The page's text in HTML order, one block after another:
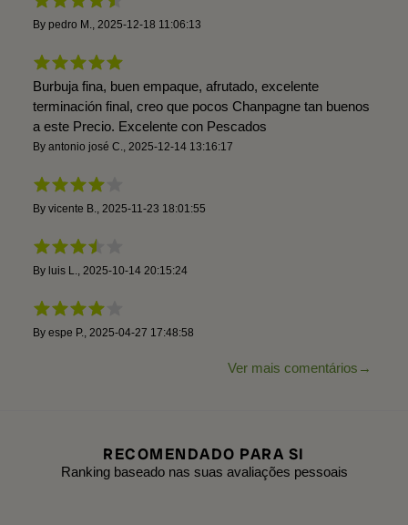
By pedro M. 2025-12-18 11:06:13
Burbuja fina, buen empaque, afrutado, excelente
terminación final, creo que pocos Chanpagne tan buenos
a este Precio. Excelente con Pescados
By antonio josé C. 2025-12-14 13:16:17
By vicente B. 2025-11-23 18:01:55
By luis L. 2025-10-14 20:15:24
By espe P. 2025-04-27 17:48:58
Ver mais comentários
RECOMENDADO PARA SI
Ranking baseado nas suas avaliações pessoais